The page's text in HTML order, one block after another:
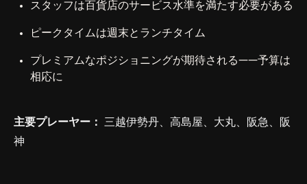
スタッフは百貨店のサービス水準を満たす必要がある
ピークタイムは週末とランチタイム
プレミアムなポジショニングが期待される——予算は
相応に
主要プレーヤー：
三越伊勢丹、高島屋、大丸、阪急、阪
神